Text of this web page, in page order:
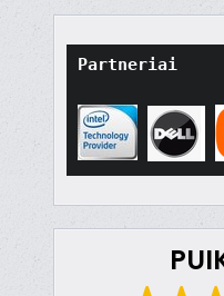
Partneriai